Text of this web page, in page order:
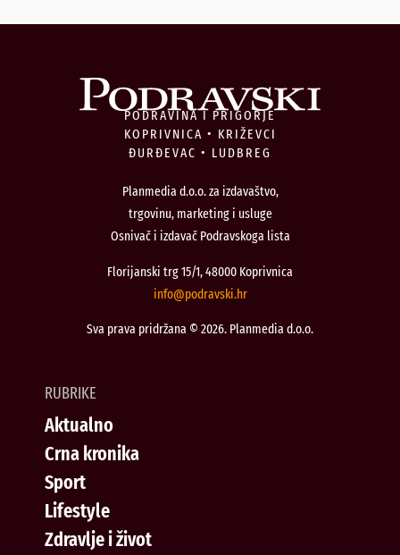
PODRAVINA I PRIGORJE
KOPRIVNICA • KRIŽEVCI
ĐURĐEVAC • LUDBREG
Planmedia d.o.o. za izdavaštvo,
trgovinu, marketing i usluge
Osnivač i izdavač Podravskoga lista
Florijanski trg 15/1, 48000 Koprivnica
rh.iksvardop
@ofni
Sva prava pridržana © 2026. Planmedia d.o.o.
RUBRIKE
Aktualno
Crna kronika
Sport
Lifestyle
Zdravlje i život